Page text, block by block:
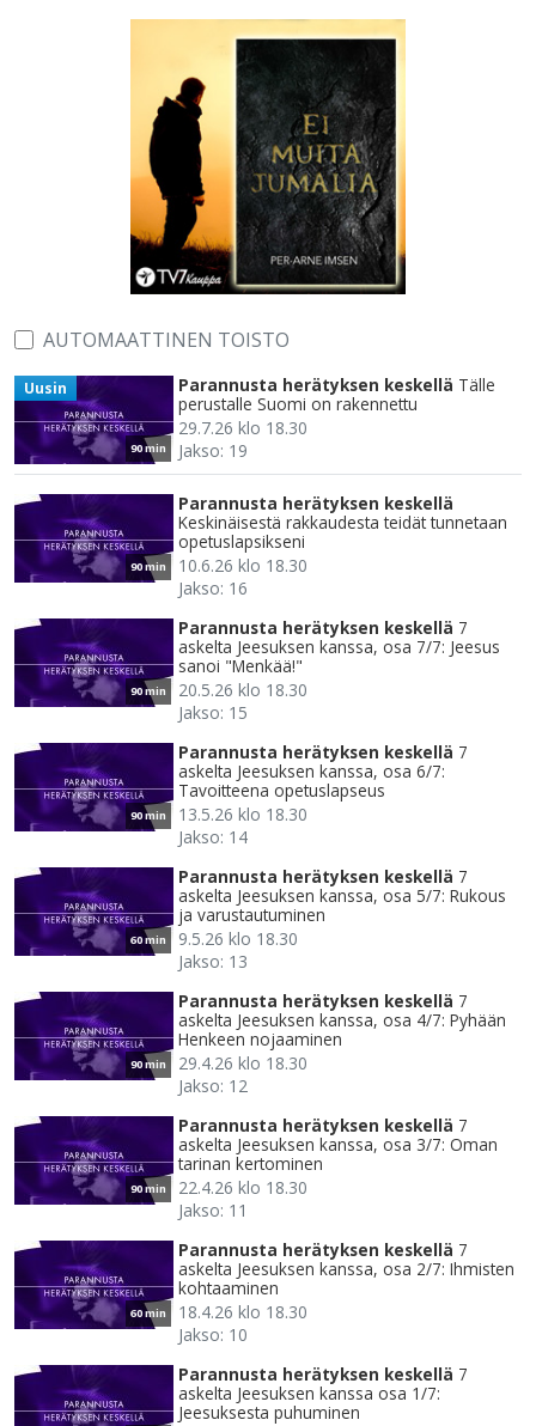
AUTOMAATTINEN TOISTO
90 min
Uusin Parannusta herätyksen keskellä Tälle
perustalle Suomi on rakennettu
29.7.26 klo 18.30
Jakso: 19
90 min
Parannusta herätyksen keskellä
Keskinäisestä rakkaudesta teidät tunnetaan
opetuslapsikseni
10.6.26 klo 18.30
Jakso: 16
90 min
Parannusta herätyksen keskellä 7
askelta Jeesuksen kanssa, osa 7/7: Jeesus
sanoi "Menkää!"
20.5.26 klo 18.30
Jakso: 15
90 min
Parannusta herätyksen keskellä 7
askelta Jeesuksen kanssa, osa 6/7:
Tavoitteena opetuslapseus
13.5.26 klo 18.30
Jakso: 14
60 min
Parannusta herätyksen keskellä 7
askelta Jeesuksen kanssa, osa 5/7: Rukous
ja varustautuminen
9.5.26 klo 18.30
Jakso: 13
90 min
Parannusta herätyksen keskellä 7
askelta Jeesuksen kanssa, osa 4/7: Pyhään
Henkeen nojaaminen
29.4.26 klo 18.30
Jakso: 12
90 min
Parannusta herätyksen keskellä 7
askelta Jeesuksen kanssa, osa 3/7: Oman
tarinan kertominen
22.4.26 klo 18.30
Jakso: 11
60 min
Parannusta herätyksen keskellä 7
askelta Jeesuksen kanssa, osa 2/7: Ihmisten
kohtaaminen
18.4.26 klo 18.30
Jakso: 10
Parannusta herätyksen keskellä 7
askelta Jeesuksen kanssa osa 1/7:
Jeesuksesta puhuminen